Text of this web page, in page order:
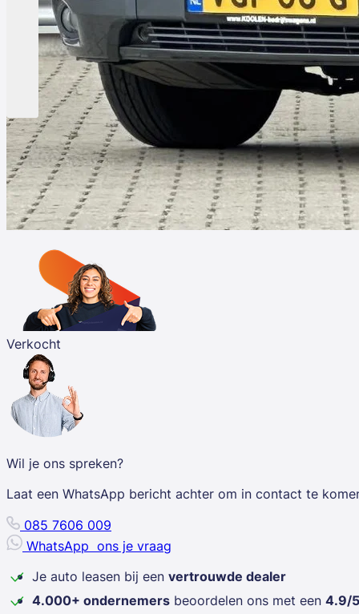
Verkocht
Wil je ons spreken?
Laat een WhatsApp bericht achter om in contact te
085 7606 009
WhatsApp ons je vraag
Je auto leasen bij een vertrouwde dealer
4.000+ ondernemers beoordelen ons met een 4.9/5